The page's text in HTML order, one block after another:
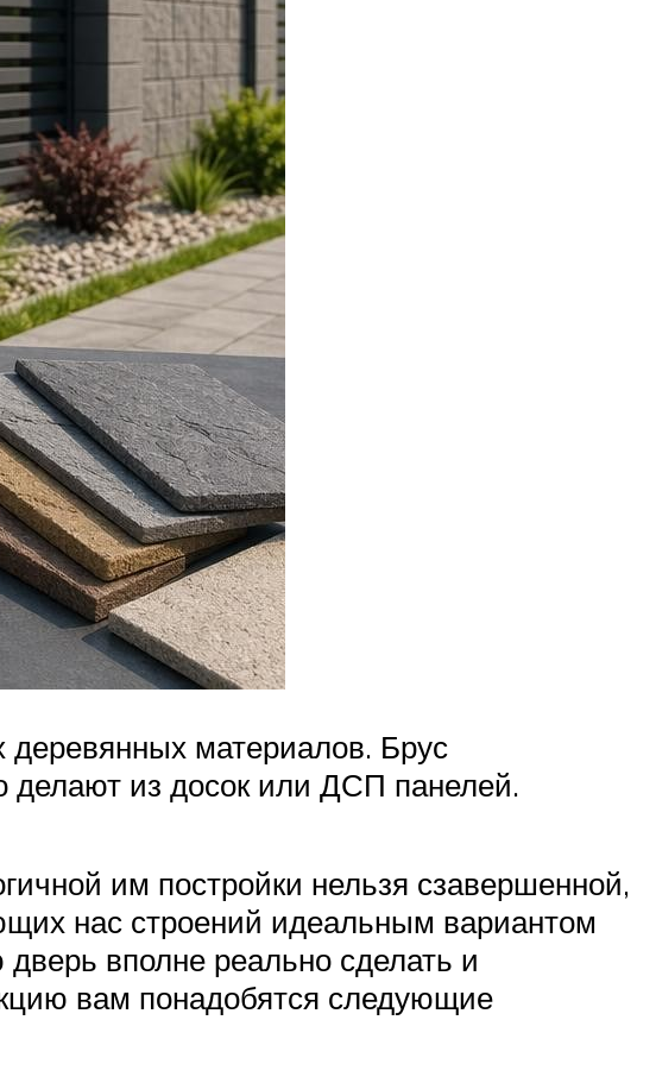
материалов. Брус
делают из досок или ДСП панелей.
им постройки нельзя сзавершенной,
нас строений идеальным вариантом
дверь вполне реально сделать и
вам понадобятся следующие